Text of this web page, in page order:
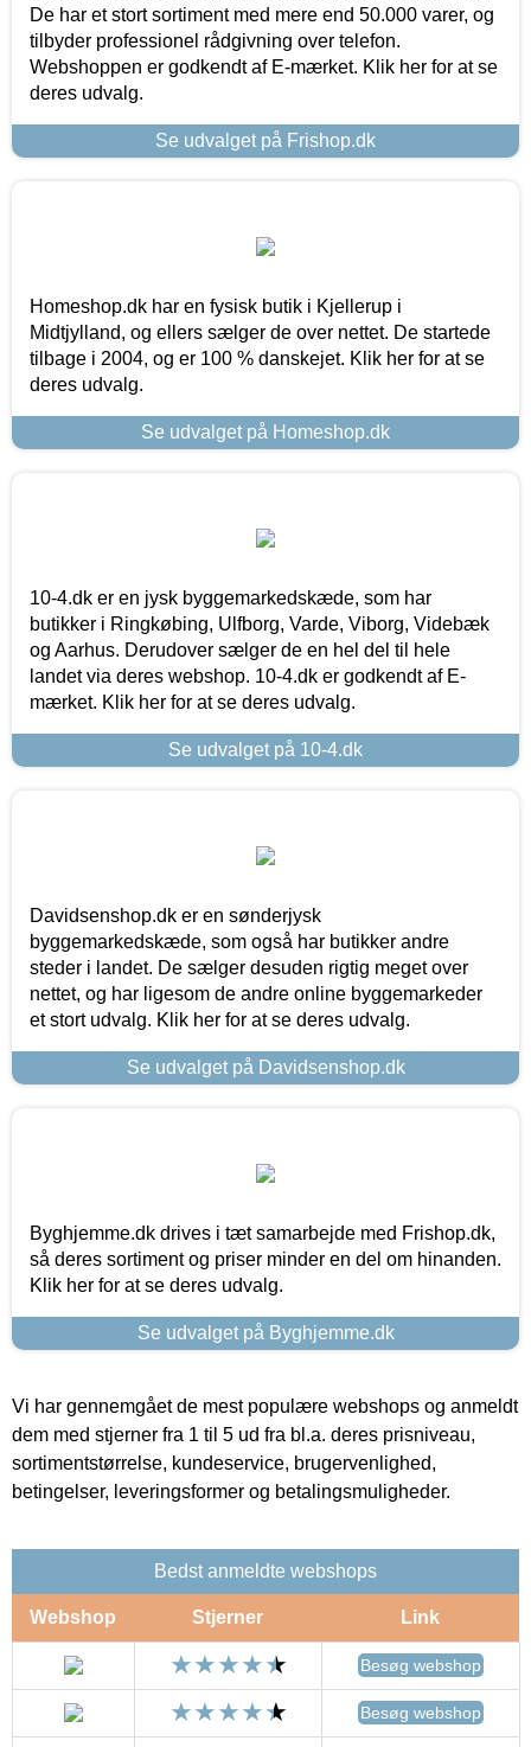
De har et stort sortiment med mere end 50.000 varer, og
tilbyder professionel rådgivning over telefon.
Webshoppen er godkendt af E-mærket. Klik her for at se
deres udvalg.
Se udvalget på Frishop.dk
Homeshop.dk har en fysisk butik i Kjellerup i
Midtjylland, og ellers sælger de over nettet. De startede
tilbage i 2004, og er 100 % danskejet. Klik her for at se
deres udvalg.
Se udvalget på Homeshop.dk
10-4.dk er en jysk byggemarkedskæde, som har
butikker i Ringkøbing, Ulfborg, Varde, Viborg, Videbæk
og Aarhus. Derudover sælger de en hel del til hele
landet via deres webshop. 10-4.dk er godkendt af E-
mærket. Klik her for at se deres udvalg.
Se udvalget på 10-4.dk
Davidsenshop.dk er en sønderjysk
byggemarkedskæde, som også har butikker andre
steder i landet. De sælger desuden rigtig meget over
nettet, og har ligesom de andre online byggemarkeder
et stort udvalg. Klik her for at se deres udvalg.
Se udvalget på Davidsenshop.dk
Byghjemme.dk drives i tæt samarbejde med Frishop.dk,
så deres sortiment og priser minder en del om hinanden.
Klik her for at se deres udvalg.
Se udvalget på Byghjemme.dk
Vi har gennemgået de mest populære webshops og anmeldt
dem med stjerner fra 1 til 5 ud fra bl.a. deres prisniveau,
sortimentstørrelse, kundeservice, brugervenlighed,
betingelser, leveringsformer og betalingsmuligheder.
Bedst anmeldte webshops
Webshop Stjerner Link
Besøg webshop
Besøg webshop